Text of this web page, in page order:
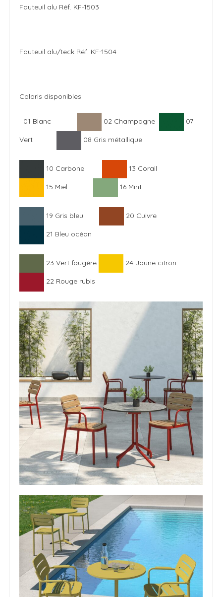
Fauteuil alu Réf. KF-1503
Fauteuil alu/teck Réf. KF-1504
Coloris disponibles :
01 Blanc 02 Champagne 07
Vert 08 Gris métallique
10 Carbone 13 Corail
15 Miel 16 Mint
19 Gris bleu 20 Cuivre
21 Bleu océan
23 Vert fougère 24 Jaune citron
22 Rouge rubis